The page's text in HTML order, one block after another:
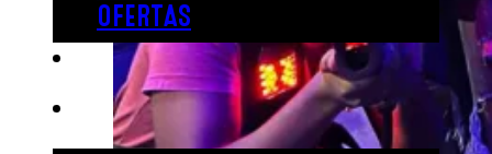
OFERTAS
COMPRAR ENTRADAS
TARJETAS DE REGALO